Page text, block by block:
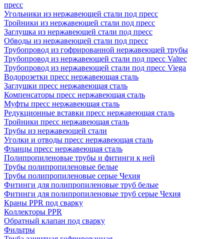
пресс
Угольники из нержавеющей стали под пресс
Тройники из нержавеющей стали под пресс
Заглушка из нержавеющей стали под пресс
Обводы из нержавеющей стали под пресс
Трубопровод из гофрированной нержавеющей трубы
Трубопровод из нержавеющей стали под пресс Valtec
Трубопровод из нержавеющей стали под пресс Viega
Водорозетки пресс нержавеющая сталь
Заглушки пресс нержавеющая сталь
Компенсаторы пресс нержавеющая сталь
Муфты пресс нержавеющая сталь
Редукционные вставки пресс нержавеющая сталь
Тройники пресс нержавеющая сталь
Трубы из нержавеющей стали
Уголки и отводы пресс нержавеющая сталь
Фланцы пресс нержавеющая сталь
Полипропиленовые трубы и фитинги к ней
Трубы полипропиленовые белые
Трубы полипропиленовые серые Чехия
Фитинги для полипропиленовые труб белые
Фитинги для полипропиленовые труб серые Чехия
Краны PPR под сварку
Коллекторы PPR
Обратный клапан под сварку
Фильтры